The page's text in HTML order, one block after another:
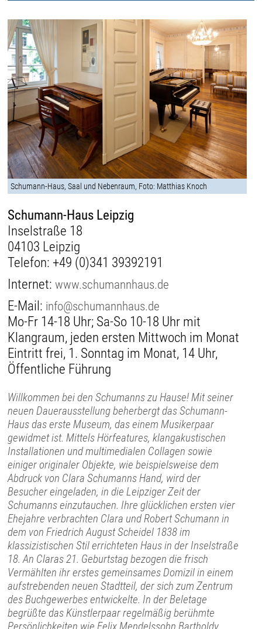
Schumann-Haus, Saal und Nebenraum, Foto: Matthias Knoch
Schumann-Haus Leipzig
Inselstraße 18
04103 Leipzig
Telefon: +49 (0)341 39392191
Internet:www.schumannhaus.de
E-Mail: info@schumannhaus.de
Mo-Fr 14-18 Uhr; Sa-So 10-18 Uhr mit
Klangraum, jeden ersten Mittwoch im Monat
Eintritt frei, 1. Sonntag im Monat, 14 Uhr,
Öffentliche Führung
Willkommen bei den Schumanns zu Hause! Mit seiner
neuen Dauerausstellung beherbergt das Schumann-
Haus das erste Museum, das einem Musikerpaar
gewidmet ist. Mittels Hörfeatures, klangakustischen
Installationen und multimedialen Collagen sowie
einiger originaler Objekte, wie beispielsweise dem
Abdruck von Clara Schumanns Hand, wird der
Besucher eingeladen, in die Leipziger Zeit der
Schumanns einzutauchen. Ihre glücklichen ersten vier
Ehejahre verbrachten Clara und Robert Schumann in
dem von Friedrich August Scheidel 1838 im
klassizistischen Stil errichteten Haus in der Inselstraße
18. An Claras 21. Geburtstag bezogen die frisch
Vermählten ihr erstes gemeinsames Domizil in einem
aufstrebenden neuen Stadtteil, der sich zum Zentrum
des Buchgewerbes entwickelte. In der Beletage
begrüßte das Künstlerpaar regelmäßig berühmte
Persönlichkeiten wie Felix Mendelssohn Bartholdy,